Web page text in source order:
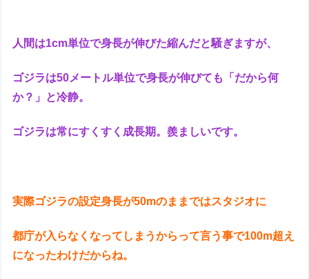
人間は1cm単位で身長が伸びた縮んだと騒ぎますが、
ゴジラは50メートル単位で身長が伸びても「だから何
か？」と冷静。
ゴジラは常にすくすく成長期。羨ましいです。
実際ゴジラの設定身長が50mのままではスタジオに
都庁が入らなくなってしまうからって言う事で100m超え
になったわけだからね。